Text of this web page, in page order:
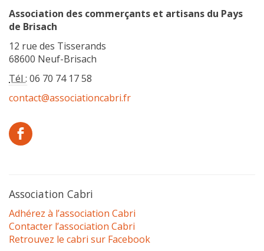
Association des commerçants et artisans du Pays
de Brisach
12 rue des Tisserands
68600 Neuf-Brisach
Tél : 06 70 74 17 58
contact@associationcabri.fr
Association Cabri
Adhérez à l’association Cabri
Contacter l’association Cabri
Retrouvez le cabri sur Facebook